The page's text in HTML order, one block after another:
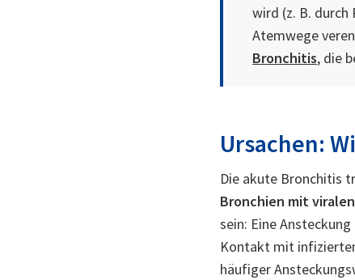
wird (z. B.
Atemwege
Bronchitis, die
Ursachen:
Die akute Bronchitis
Bronchien mit
sein: Eine
Kontakt mit
häufiger